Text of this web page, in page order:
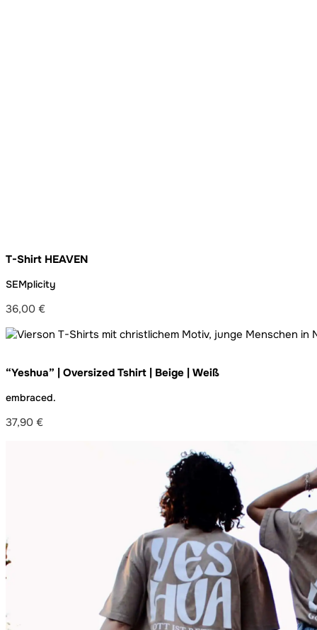
T-Shirt HEAVEN
SEMplicity
36,00 €
“Yeshua” | Oversized Tshirt | Beige | Weiß
embraced.
37,90 €